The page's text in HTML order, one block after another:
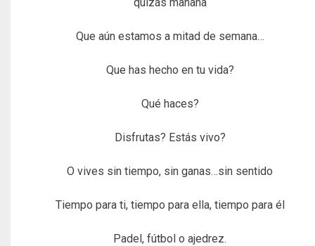
Que aún estamos a mitad de semana…
Que has hecho en tu vida?
Qué haces?
Disfrutas? Estás vivo?
O vives sin tiempo, sin ganas…sin sentido
Tiempo para ti, tiempo para ella, tiempo para él
Padel, fútbol o ajedrez.